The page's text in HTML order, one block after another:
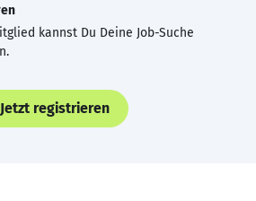
kannst Du Deine Job-Suche
Jetzt registrieren